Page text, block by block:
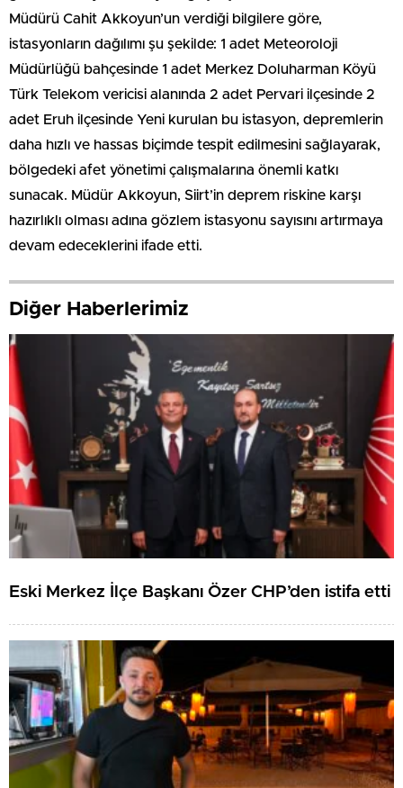
Müdürü Cahit Akkoyun’un verdiği bilgilere göre,
istasyonların dağılımı şu şekilde: 1 adet Meteoroloji
Müdürlüğü bahçesinde 1 adet Merkez Doluharman Köyü
Türk Telekom vericisi alanında 2 adet Pervari ilçesinde 2
adet Eruh ilçesinde Yeni kurulan bu istasyon, depremlerin
daha hızlı ve hassas biçimde tespit edilmesini sağlayarak,
bölgedeki afet yönetimi çalışmalarına önemli katkı
sunacak. Müdür Akkoyun, Siirt’in deprem riskine karşı
hazırlıklı olması adına gözlem istasyonu sayısını artırmaya
devam edeceklerini ifade etti.
Diğer Haberlerimiz
Eski Merkez İlçe Başkanı Özer CHP’den istifa etti